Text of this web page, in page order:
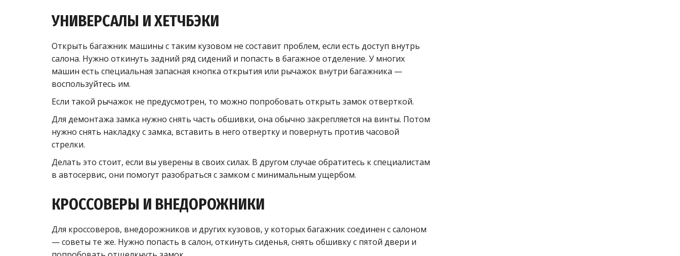
УНИВЕРСАЛЫ И ХЕТЧБЭКИ
Открыть багажник машины с таким кузовом не составит проблем, если есть доступ внутрь
салона. Нужно откинуть задний ряд сидений и попасть в багажное отделение. У многих
машин есть специальная запасная кнопка открытия или рычажок внутри багажника —
воспользуйтесь им.
Если такой рычажок не предусмотрен, то можно попробовать открыть замок отверткой.
Для демонтажа замка нужно снять часть обшивки, она обычно закрепляется на винты. Потом
нужно снять накладку с замка, вставить в него отвертку и повернуть против часовой
стрелки.
Делать это стоит, если вы уверены в своих силах. В другом случае обратитесь к специалистам
в автосервис, они помогут разобраться с замком с минимальным ущербом.
КРОССОВЕРЫ И ВНЕДОРОЖНИКИ
Для кроссоверов, внедорожников и других кузовов, у которых багажник соединен с салоном
— советы те же. Нужно попасть в салон, откинуть сиденья, снять обшивку с пятой двери и